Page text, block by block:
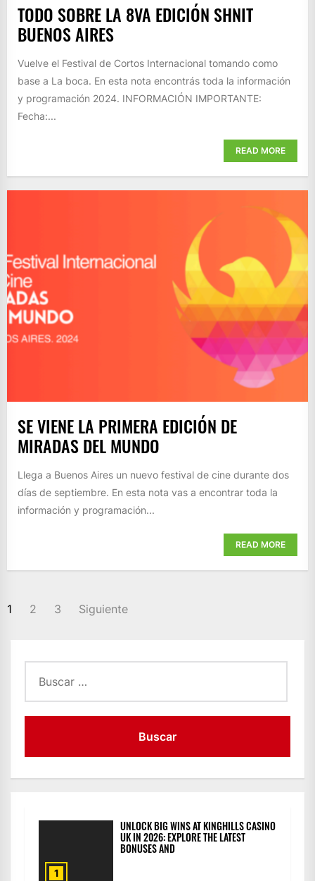
TODO SOBRE LA 8VA EDICIÓN SHNIT
BUENOS AIRES
Vuelve el Festival de Cortos Internacional tomando como
base a La boca. En esta nota encontrás toda la información
y programación 2024. INFORMACIÓN IMPORTANTE:
Fecha:...
READ MORE
SE VIENE LA PRIMERA EDICIÓN DE
MIRADAS DEL MUNDO
Llega a Buenos Aires un nuevo festival de cine durante dos
días de septiembre. En esta nota vas a encontrar toda la
información y programación...
READ MORE
PAGINACIÓN
1 2 3 Siguiente
1
UNLOCK BIG WINS AT KINGHILLS CASINO
UK IN 2026: EXPLORE THE LATEST
BONUSES AND